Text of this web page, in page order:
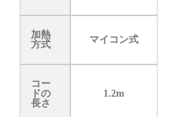
加熱
方式
マイコン式
コー
ドの
長さ
1.2m